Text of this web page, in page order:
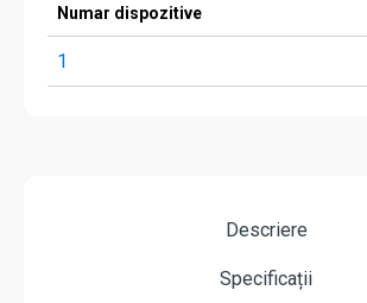
Numar dispozitive
1
Descriere
Specificații